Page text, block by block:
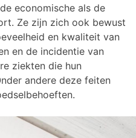
economische als de
Ze zijn zich ook bewust
en kwaliteit van
en de incidentie van
ziekten die hun
andere deze feiten